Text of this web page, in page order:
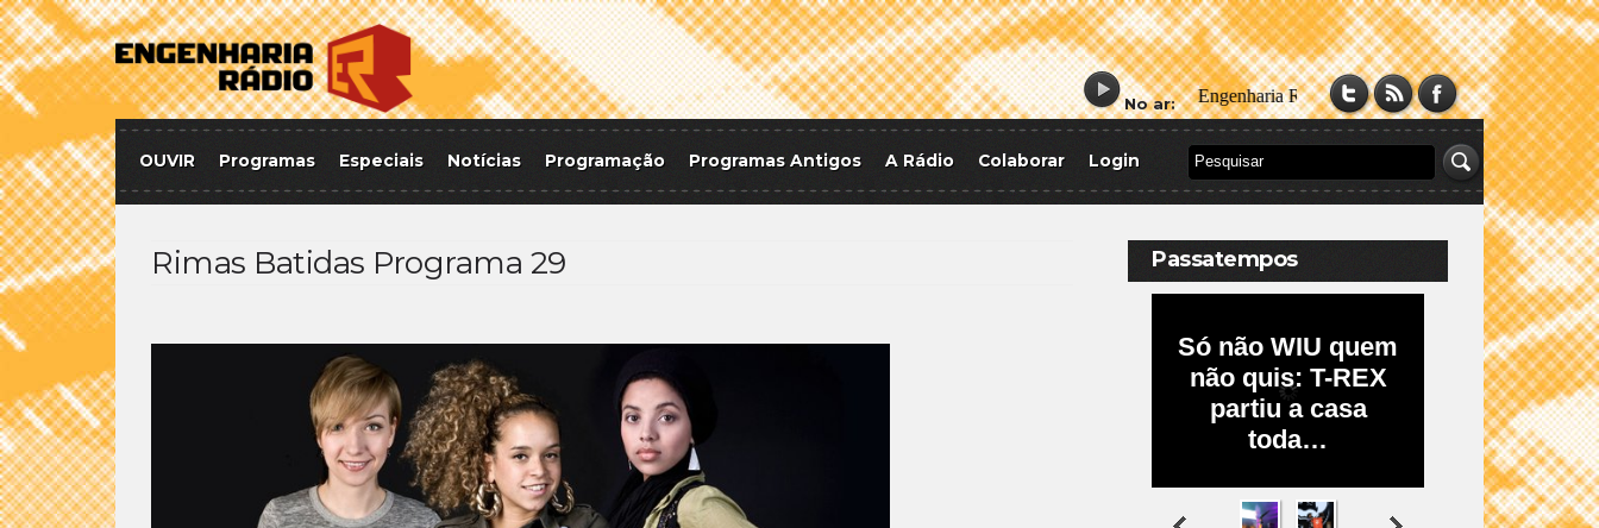
No ar:
OUVIR Programas Especiais Notícias Programação Programas Antigos A Rádio Colaborar Login
Rimas Batidas Programa 29 Passatempos